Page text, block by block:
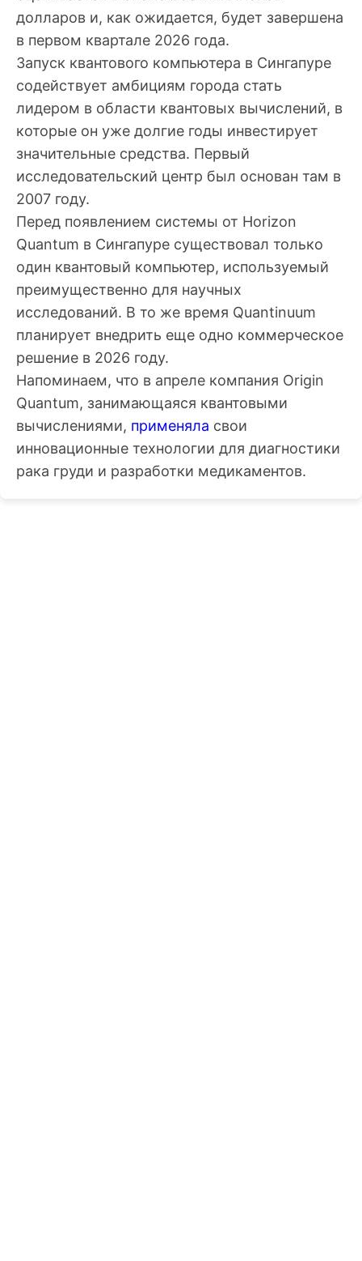
долларов и, как ожидается, будет завершена
в первом квартале 2026 года.
Запуск квантового компьютера в Сингапуре
содействует амбициям города стать
лидером в области квантовых вычислений, в
которые он уже долгие годы инвестирует
значительные средства. Первый
исследовательский центр был основан там в
2007 году.
Перед появлением системы от Horizon
Quantum в Сингапуре существовал только
один квантовый компьютер, используемый
преимущественно для научных
исследований. В то же время Quantinuum
планирует внедрить еще одно коммерческое
решение в 2026 году.
Напоминаем, что в апреле компания Origin
Quantum, занимающаяся квантовыми
вычислениями, применяла свои
инновационные технологии для диагностики
рака груди и разработки медикаментов.